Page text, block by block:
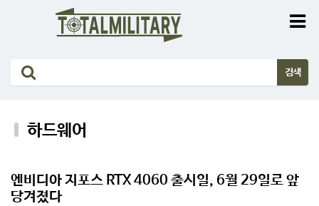
하드웨어
엔비디아 지포스 RTX 4060 출시일, 6월 29일로 앞
당겨졌다